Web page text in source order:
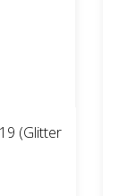
(Glitter